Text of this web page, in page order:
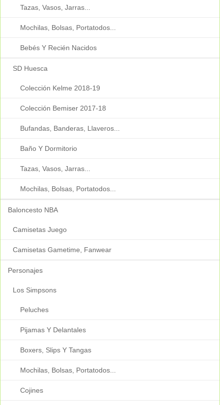
Tazas, Vasos, Jarras...
Mochilas, Bolsas, Portatodos...
Bebés Y Recién Nacidos
SD Huesca
Colección Kelme 2018-19
Colección Bemiser 2017-18
Bufandas, Banderas, Llaveros...
Baño Y Dormitorio
Tazas, Vasos, Jarras...
Mochilas, Bolsas, Portatodos...
Baloncesto NBA
Camisetas Juego
Camisetas Gametime, Fanwear
Personajes
Los Simpsons
Peluches
Pijamas Y Delantales
Boxers, Slips Y Tangas
Mochilas, Bolsas, Portatodos...
Cojines